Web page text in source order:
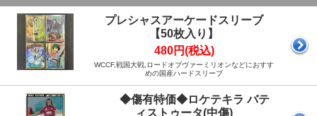
プレシャスアーケードスリーブ
【50枚入り】
480円(税込)
WCCF,戦国大戦,ロードオブヴァーミリオンなどにおすす
めの国産ハードスリーブ
◆傷有特価◆ロケテキラ バテ
ィストゥータ(中傷)